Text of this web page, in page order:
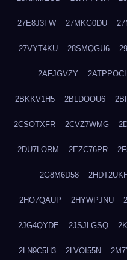
27E8J3FW 27MKG0DU
27VYT4KU 28SMQGU6
2AFJGVZY
2BKKV1H5 2BLDOOU6
2CSOTXFR 2CVZ7WMG
2DU7LORM 2EZC76PR
2G8M6D58 2HDT2UKH
2HO7QAUP 2HYWPJNU
2JG4QYDE 2JSJLGSQ
2LN9C5H3 2LVOI55N